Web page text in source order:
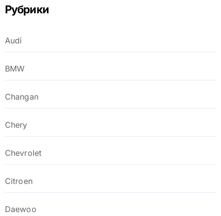
Рубрики
Audi
BMW
Changan
Chery
Chevrolet
Citroen
Daewoo